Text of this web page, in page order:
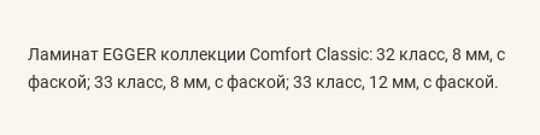
Ламинат EGGER коллекции Comfort Classic: 32 класс, 8 мм, с
фаской; 33 класс, 8 мм, с фаской; 33 класс, 12 мм, с фаской.